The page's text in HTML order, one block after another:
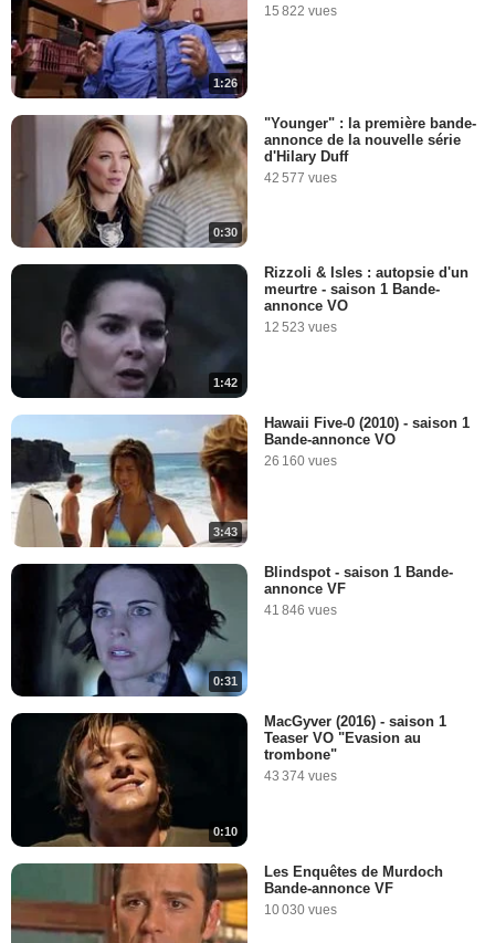
1:26
15 822 vues
0:30
"Younger" : la première bande-
annonce de la nouvelle série
d'Hilary Duff
42 577 vues
1:42
Rizzoli & Isles : autopsie d'un
meurtre - saison 1 Bande-
annonce VO
12 523 vues
3:43
Hawaii Five-0 (2010) - saison 1
Bande-annonce VO
26 160 vues
0:31
Blindspot - saison 1 Bande-
annonce VF
41 846 vues
0:10
MacGyver (2016) - saison 1
Teaser VO "Evasion au
trombone"
43 374 vues
Les Enquêtes de Murdoch
Bande-annonce VF
10 030 vues